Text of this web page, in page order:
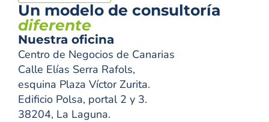
Un modelo de consultoría
diferente
Nuestra oficina
Centro de Negocios de Canarias
Calle Elías Serra Rafols,
esquina Plaza Víctor Zurita.
Edificio Polsa, portal 2 y 3.
38204, La Laguna.